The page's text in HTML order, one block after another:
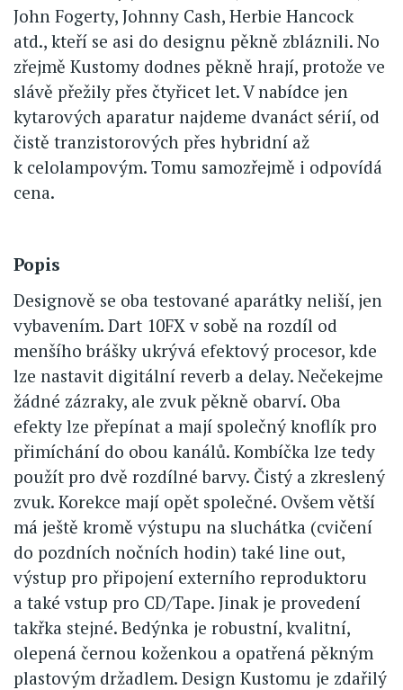
John Fogerty, Johnny Cash, Herbie Hancock
atd., kteří se asi do designu pěkně zbláznili. No
zřejmě Kustomy dodnes pěkně hrají, protože ve
slávě přežily přes čtyřicet let. V nabídce jen
kytarových aparatur najdeme dvanáct sérií, od
čistě tranzistorových přes hybridní až
k celolampovým. Tomu samozřejmě i odpovídá
cena.
Popis
Designově se oba testované aparátky neliší, jen
vybavením. Dart 10FX v sobě na rozdíl od
menšího brášky ukrývá efektový procesor, kde
lze nastavit digitální reverb a delay. Nečekejme
žádné zázraky, ale zvuk pěkně obarví. Oba
efekty lze přepínat a mají společný knoflík pro
přimíchání do obou kanálů. Kombíčka lze tedy
použít pro dvě rozdílné barvy. Čistý a zkreslený
zvuk. Korekce mají opět společné. Ovšem větší
má ještě kromě výstupu na sluchátka (cvičení
do pozdních nočních hodin) také line out,
výstup pro připojení externího reproduktoru
a také vstup pro CD/Tape. Jinak je provedení
takřka stejné. Bedýnka je robustní, kvalitní,
olepená černou koženkou a opatřená pěkným
plastovým držadlem. Design Kustomu je zdařilý